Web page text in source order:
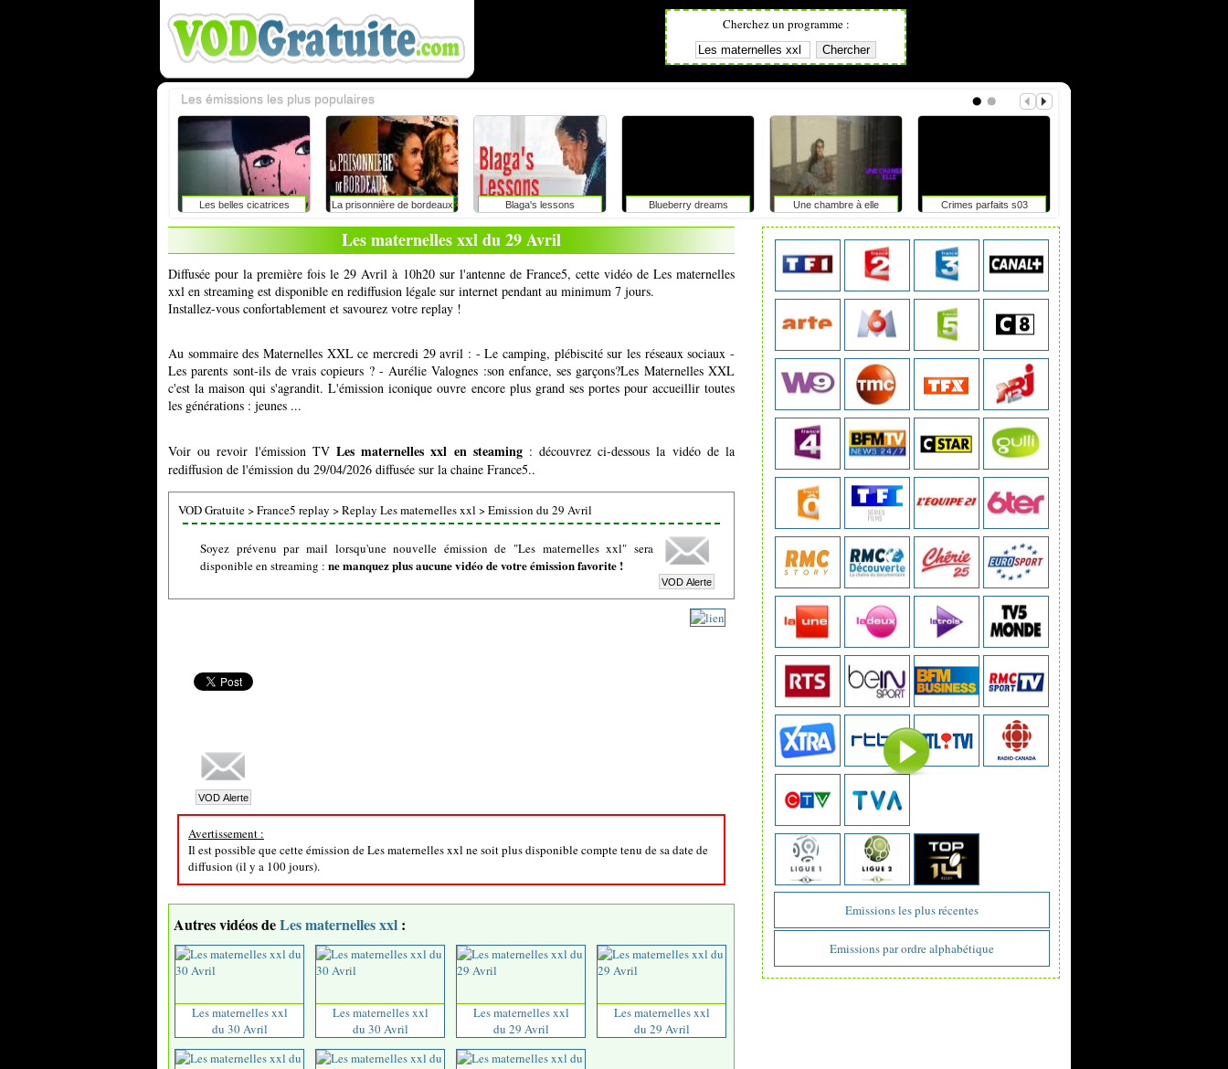
Cherchez un programme :
Les belles cicatrices La prisonnière de bordeaux Blaga's lessons Blueberry dreams Une chambre à elle Crimes parfaits s03
Les émissions les plus populaires
Emissions les plus récentes
Emissions par ordre alphabétique
Les maternelles xxl du 29 Avril
Diffusée pour la première fois le 29 Avril à 10h20 sur l'antenne de France5, cette vidéo de Les maternelles
xxl en streaming est disponible en rediffusion légale sur internet pendant au minimum 7 jours.
Installez-vous confortablement et savourez votre replay !
Au sommaire des Maternelles XXL ce mercredi 29 avril : - Le camping, plébiscité sur les réseaux sociaux -
Les parents sont-ils de vrais copieurs ? - Aurélie Valognes :son enfance, ses garçons?Les Maternelles XXL
c'est la maison qui s'agrandit. L'émission iconique ouvre encore plus grand ses portes pour accueillir toutes
les générations : jeunes ...
Voir ou revoir l'émission TV Les maternelles xxl en steaming: découvrez ci-dessous la vidéo de la
rediffusion de l'émission du 29/04/2026 diffusée sur la chaine France5..
VOD Gratuite>France5 replay >Replay Les maternelles xxl >Emission du 29 Avril
Soyez prévenu par mail lorsqu'une nouvelle émission de "Les maternelles xxl" sera
disponible en streaming : ne manquez plus aucune vidéo de votre émission favorite !
Avertissement :
Il est possible que cette émission de Les maternelles xxl ne soit plus disponible compte tenu de sa date de
diffusion (il y a 100 jours).
Autres vidéos deLes maternelles xxl :
Les maternelles xxl
du 30 Avril
Les maternelles xxl
du 30 Avril
Les maternelles xxl
du 29 Avril
Les maternelles xxl
du 29 Avril